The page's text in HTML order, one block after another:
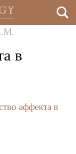
в
аффекта в